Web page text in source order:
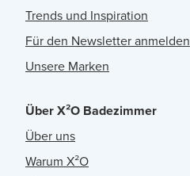
Trends und Inspiration
Für den Newsletter anmelden
Unsere Marken
Über X²O Badezimmer
Über uns
Warum X²O